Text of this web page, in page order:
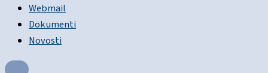
Webmail
Dokumenti
Novosti